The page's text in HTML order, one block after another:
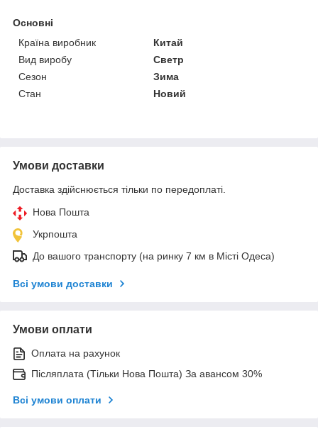
Основні
Країна виробник
Китай
Вид виробу
Светр
Сезон
Зима
Стан
Новий
Умови доставки
Доставка здійснюється тільки по передоплаті.
Нова Пошта
Укрпошта
До вашого транспорту (на ринку 7 км в Місті Одеса)
Всі умови доставки
Умови оплати
Оплата на рахунок
Післяплата (Тільки Нова Пошта) За авансом 30%
Всі умови оплати